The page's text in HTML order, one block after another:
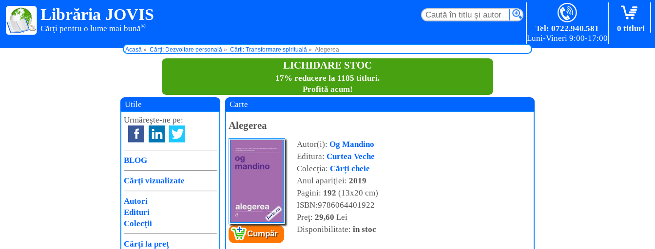
Librăria JOVIS
Cărţi pentru o lume mai bună® 0 titluri
Tel: 0722.940.581
Acasă Cărți: Dezvoltare personală Cărți: Transformare spirituală Alegerea
LICHIDARE STOC
17% reducere la 1185 titluri.
Profită acum!
Carte
Alegerea
Cartea:
Cumpăr
Autor(i): Og Mandino
Editura: Curtea Veche
Colecţia: Cărți cheie
Anul apariţiei: 2019
Pagini: 192 (13x20 cm)
ISBN:9786064401922
Preţ: 29,60 Lei
Disponibilitate:în stoc
Utile
Urmăreşte-ne pe:
BLOG
Cărţi vizualizate
Autori
Edituri
Colecţii
Cărţi la preţ